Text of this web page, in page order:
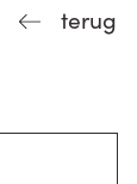
terug